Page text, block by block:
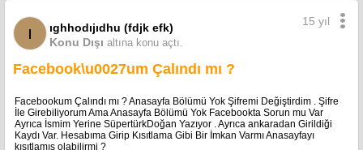
ı
ıghhodıjıdhu (fdjk efk)
Konu Dışı altına konu açtı.
15 yıl
Facebook\u0027um Çalındı mı ?
Facebookum Çalındı mı ? Anasayfa Bölümü Yok Şifremi Değiştirdim . Şifre
İle Girebiliyorum Ama Anasayfa Bölümü Yok Facebookta Sorun mu Var
Ayrıca İsmim Yerine SüpertürkDoğan Yazıyor . Ayrıca ankaradan Girildiği
Kaydı Var. Hesabıma Girip Kısıtlama Gibi Bir İmkan Varmı Anasayfayı
kısıtlamış olabilirmi ?